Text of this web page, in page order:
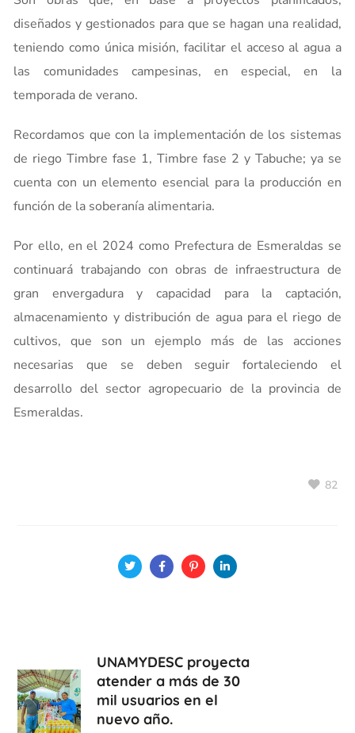
diseñados y gestionados para que se hagan una realidad,
teniendo como única misión, facilitar el acceso al agua a
las comunidades campesinas, en especial, en la
temporada de verano.
Recordamos que con la implementación de los sistemas
de riego Timbre fase 1, Timbre fase 2 y Tabuche; ya se
cuenta con un elemento esencial para la producción en
función de la soberanía alimentaria.
Por ello, en el 2024 como Prefectura de Esmeraldas se
continuará trabajando con obras de infraestructura de
gran envergadura y capacidad para la captación,
almacenamiento y distribución de agua para el riego de
cultivos, que son un ejemplo más de las acciones
necesarias que se deben seguir fortaleciendo el
desarrollo del sector agropecuario de la provincia de
Esmeraldas.
82
UNAMYDESC proyecta
atender a más de 30
mil usuarios en el
nuevo año.